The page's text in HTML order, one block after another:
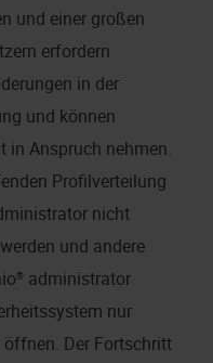
und einer großen
erfordern
in der
und können
in Anspruch nehmen.
Profilverteilung
nicht
und andere
administrator
nur
Der Fortschritt